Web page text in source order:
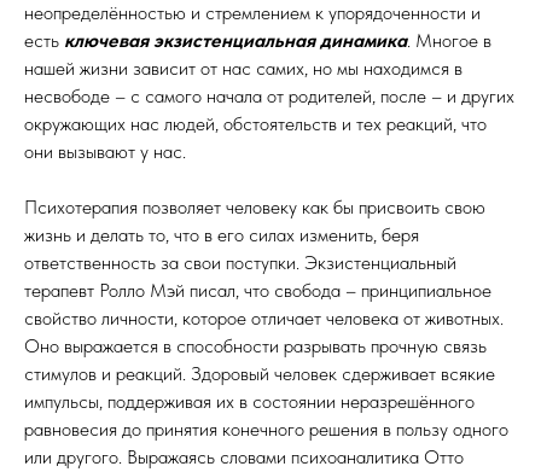
неопределённостью и стремлением к упорядоченности и
есть ключевая экзистенциальная динамика. Многое в
нашей жизни зависит от нас самих, но мы находимся в
несвободе – с самого начала от родителей, после – и других
окружающих нас людей, обстоятельств и тех реакций, что
они вызывают у нас.
Психотерапия позволяет человеку как бы присвоить свою
жизнь и делать то, что в его силах изменить, беря
ответственность за свои поступки. Экзистенциальный
терапевт Ролло Мэй писал, что свобода – принципиальное
свойство личности, которое отличает человека от животных.
Оно выражается в способности разрывать прочную связь
стимулов и реакций. Здоровый человек сдерживает всякие
импульсы, поддерживая их в состоянии неразрешённого
равновесия до принятия конечного решения в пользу одного
или другого. Выражаясь словами психоаналитика Отто